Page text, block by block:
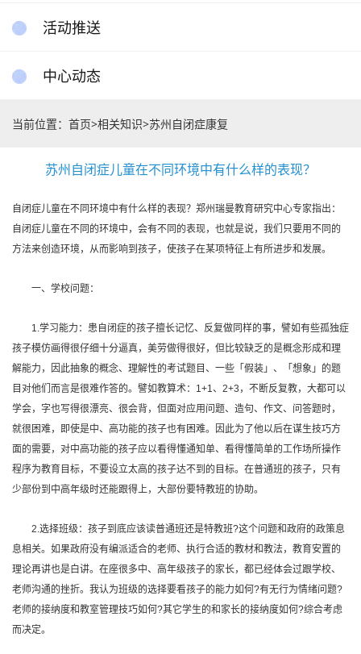
活动推送
中心动态
当前位置： 首页>相关知识>苏州自闭症康复
苏州自闭症儿童在不同环境中有什么样的表现？
自闭症儿童在不同环境中有什么样的表现？郑州瑞曼教育研究中心专家指出：
自闭症儿童在不同的环境中，会有不同的表现，也就是说，我们只要用不同的
方法来创造环境，从而影响到孩子，使孩子在某项特征上有所进步和发展。
一、学校问题：
1.学习能力：患自闭症的孩子擅长记忆、反复做同样的事，譬如有些孤独症
孩子模仿画得很仔细十分逼真，美劳做得很好，但比较缺乏的是概念形成和理
解能力，因此抽象的概念、理解性的考试题目、一些「假装」、「想象」的题
目对他们而言是很难作答的。譬如教算术：1+1、2+3，不断反复教，大都可以
学会，字也写得很漂亮、很会背，但面对应用问题、造句、作文、问答题时，
就很困难，即使是中、高功能的孩子也有困难。因此为了他以后在谋生技巧方
面的需要，对中高功能的孩子应以看得懂通知单、看得懂简单的工作场所操作
程序为教育目标，不要设立太高的孩子达不到的目标。在普通班的孩子，只有
少部份到中高年级时还能跟得上，大部份要特教班的协助。
2.选择班级：孩子到底应该读普通班还是特教班?这个问题和政府的政策息
息相关。如果政府没有编派适合的老师、执行合适的教材和教法，教育安置的
理论再讲也是白讲。在座很多中、高年级孩子的家长，都已经体会过跟学校、
老师沟通的挫折。我认为班级的选择要看孩子的能力如何?有无行为情绪问题?
老师的接纳度和教室管理技巧如何?其它学生的和家长的接纳度如何?综合考虑
而决定。